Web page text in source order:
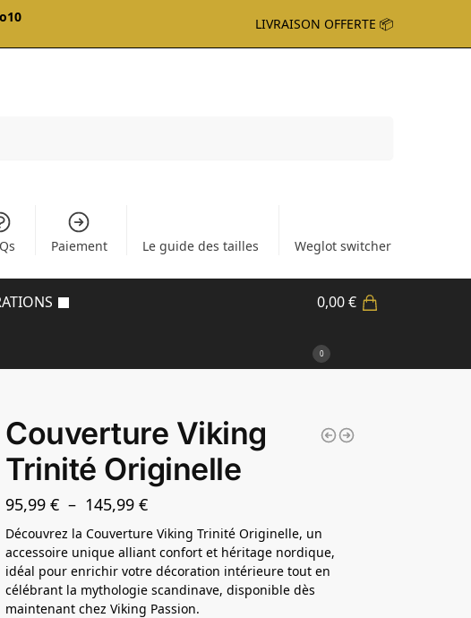
LIVRAISON OFFERTE 📦
Paiement Le guide des tailles Weglot switcher
0,00€
0
Couverture Viking
Trinité Originelle
95,99€ – 145,99€
Découvrez la Couverture Viking Trinité Originelle, un
accessoire unique alliant confort et héritage nordique,
idéal pour enrichir votre décoration intérieure tout en
célébrant la mythologie scandinave, disponible dès
maintenant chez Viking Passion.